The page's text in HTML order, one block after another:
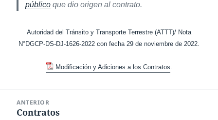
público que dio origen al contrato.
Autoridad del Tránsito y Transporte Terrestre (ATTT)/ Nota
N°DGCP-DS-DJ-1626-2022 con fecha 29 de noviembre de 2022.
Modificación y Adiciones a los Contratos.
ANTERIOR
Entrada
Contratos